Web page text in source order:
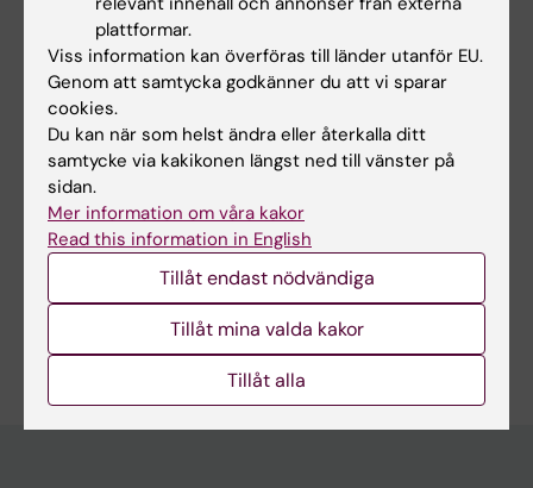
Nogueira G; Chervova A; Soares-da-Silva F;
Sergé A; Irla M; Moraes CC; Gaudin A;
Ferreirinha P; Bandeira A; Alves N; Pereira P;
Cumano A
THESIS / DISSERTATION:
Embryonic thymocyte-epithelial cell
interaction plays an essential role in the
establishment of adult T cell tolerance
Nogueira G
Är du Gonçalo Nogueira?
Redigera din profil
plattformar.
Viss information kan överföras till länder utanför EU.
Genom att samtycka godkänner du att vi sparar
cookies.
Du kan när som helst ändra eller återkalla ditt
samtycke via kakikonen längst ned till vänster på
sidan.
Mer information om våra kakor
Read this information in English
Tillåt endast nödvändiga
Tillåt mina valda kakor
Tillåt alla